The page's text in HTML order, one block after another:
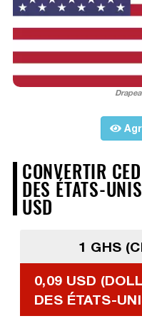
CONVERTIR
DES ÉTATS-
USD
1 GHS
0,09 USD
DES ÉTATS-